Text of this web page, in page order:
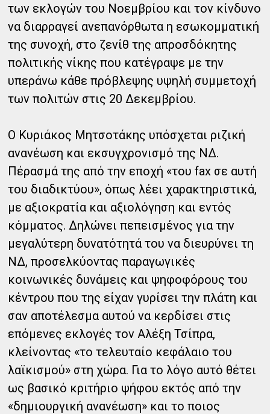
των εκλογών του Νοεμβρίου και τον κίνδυνο
να διαρραγεί ανεπανόρθωτα η εσωκομματική
της συνοχή, στο ζενίθ της απροσδόκητης
πολιτικής νίκης που κατέγραψε με την
υπεράνω κάθε πρόβλεψης υψηλή συμμετοχή
των πολιτών στις 20 Δεκεμβρίου.
Ο Κυριάκος Μητσοτάκης υπόσχεται ριζική
ανανέωση και εκσυγχρονισμό της ΝΔ.
Πέρασμά της από την εποχή «του fax σε αυτή
του διαδικτύου», όπως λέει χαρακτηριστικά,
με αξιοκρατία και αξιολόγηση και εντός
κόμματος. Δηλώνει πεπεισμένος για την
μεγαλύτερη δυνατότητά του να διευρύνει τη
ΝΔ, προσελκύοντας παραγωγικές
κοινωνικές δυνάμεις και ψηφοφόρους του
κέντρου που της είχαν γυρίσει την πλάτη και
σαν αποτέλεσμα αυτού να κερδίσει στις
επόμενες εκλογές τον Αλέξη Τσίπρα,
κλείνοντας «το τελευταίο κεφάλαιο του
λαϊκισμού» στη χώρα. Για το λόγο αυτό θέτει
ως βασικό κριτήριο ψήφου εκτός από την
«δημιουργική ανανέωση» και το ποιος